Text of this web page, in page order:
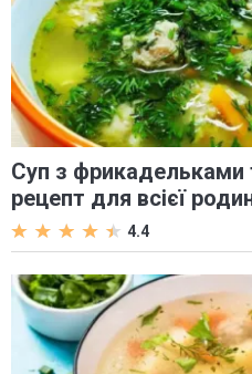
Суп з фрикадельками
рецепт для всієї
4.4